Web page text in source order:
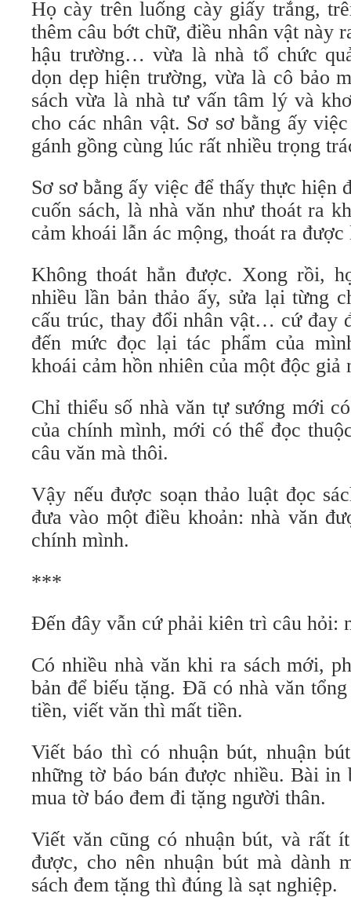
Họ cày trên luống cày giấy trắng,
thêm câu bớt chữ, điều nhân vật này
hậu trường… vừa là nhà tổ chức
dọn dẹp hiện trường, vừa là cô bảo
sách vừa là nhà tư vấn tâm lý và
cho các nhân vật. Sơ sơ bằng ấy
gánh gồng cùng lúc rất nhiều trọng
Sơ sơ bằng ấy việc để thấy thực hiện
cuốn sách, là nhà văn như thoát ra
cảm khoái lẫn ác mộng, thoát ra
Không thoát hẳn được. Xong rồi,
nhiều lần bản thảo ấy, sửa lại từng
cấu trúc, thay đổi nhân vật… cứ đay
đến mức đọc lại tác phẩm của
khoái cảm hồn nhiên của một độc giả
Chỉ thiểu số nhà văn tự sướng mới
của chính mình, mới có thể đọc
câu văn mà thôi.
Vậy nếu được soạn thảo luật đọc
đưa vào một điều khoản: nhà văn
chính mình.
***
Đến đây vẫn cứ phải kiên trì câu hỏi:
Có nhiều nhà văn khi ra sách mới,
bản để biếu tặng. Đã có nhà văn
tiền, viết văn thì mất tiền.
Viết báo thì có nhuận bút, nhuận
những tờ báo bán được nhiều. Bài in
mua tờ báo đem đi tặng người thân.
Viết văn cũng có nhuận bút, và rất
được, cho nên nhuận bút mà dành
sách đem tặng thì đúng là sạt nghiệp.